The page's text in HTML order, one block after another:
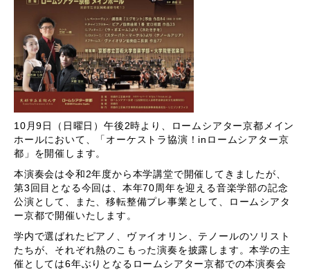
10月9日（日曜日）午後2時より、ロームシアター京都メイン
ホールにおいて、「オーケストラ協演！inロームシアター京
都」を開催します。
本演奏会は令和2年度から本学講堂で開催してきましたが、
第3回目となる今回は、本年70周年を迎える音楽学部の記念
公演として、また、移転整備プレ事業として、ロームシアタ
ー京都で開催いたします。
学内で選ばれたピアノ、ヴァイオリン、テノールのソリスト
たちが、それぞれ熱のこもった演奏を披露します。本学の主
催としては6年ぶりとなるロームシアター京都での本演奏会